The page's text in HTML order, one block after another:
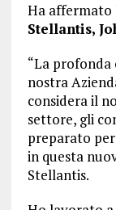
Ha affermato
Stellantis,
“La profonda
nostra
considera il
settore, gli
preparato
in questa
Stellantis.